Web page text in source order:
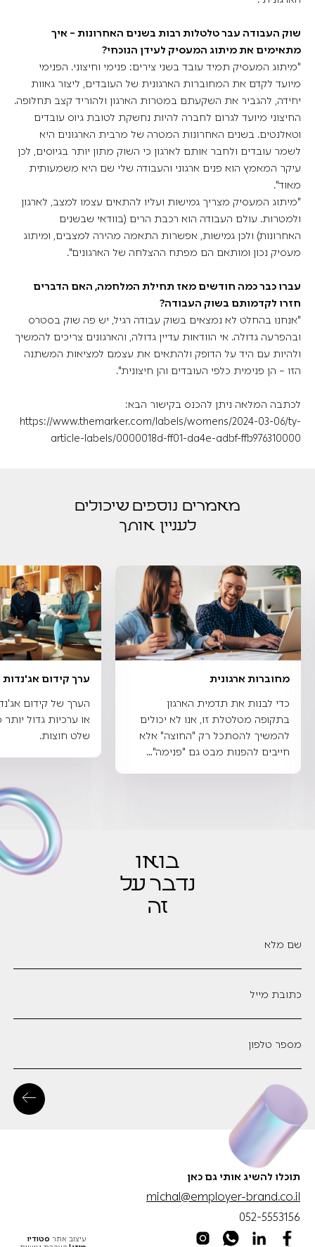
שוק העבודה עבר טלטלות רבות בשנים האחרונות – איך
מתאימים את מיתוג המעסיק לעידן הנוכחי?
"מיתוג המעסיק תמיד עובד בשני צירים: פנימי וחיצוני. הפנימי
מיועד לקדם את המחוברות הארגונית של העובדים, ליצור גאוות
יחידה, להגביר את השקעתם במטרות הארגון ולהוריד קצב תחלופה.
החיצוני מיועד לגרום לחברה להיות נחשקת לטובת גיוס עובדים
וטאלנטים. בשנים האחרונות המטרה של מרבית הארגונים היא
לשמר עובדים ולחבר אותם לארגון כי השוק מתון יותר בגיוסים, לכן
עיקר המאמץ הוא פנים ארגוני והעבודה שלי שם היא משמעותית
מאוד".
"מיתוג המעסיק מצריך גמישות ועליו להתאים עצמו למצב, לארגון
ולמטרות. עולם העבודה הוא רכבת הרים (בוודאי שבשנים
האחרונות) ולכן גמישות, אפשרות התאמה מהירה למצבים, ומיתוג
מעסיק נכון ומותאם הם מפתח ההצלחה של הארגונים".
עברו כבר כמה חודשים מאז תחילת המלחמה, האם הדברים
חזרו לקדמותם בשוק העבודה?
"אנחנו בהחלט לא נמצאים בשוק עבודה רגיל, יש פה שוק בסטרס
ובהפרעה גדולה. אי הוודאות עדיין גדולה, והארגונים צריכים להמשיך
ולהיות עם היד על הדופק ולהתאים את עצמם למציאות המשתנה
הזו – הן פנימית כלפי העובדים והן חיצונית".
לכתבה המלאה ניתן להכנס בקישור הבא:
https://www.themarker.com/labels/womens/2024-03-06/ty-
article-labels/0000018d-ff01-da4e-adbf-ffb976310000
מאמרים נוספים שיכולים
לעניין אותך
מחוברות ארגונית
כדי לבנות את תדמית הארגון
בתקופה מטלטלת זו, אנו לא יכולים
להמשיך להסתכל רק "החוצה" אלא
חייבים להפנות מבט גם "פנימה"…
ערך קידום
הערך של קידום
או ערכיות גדול
שלט חוצות.
בואו
נדבר על
זה
שם מלא
כתובת מייל
מספר טלפון
תוכלו להשיג אותי גם כאן
michal@employer-brand.co.il
052-5553156
עיצוב אתר סטודיו